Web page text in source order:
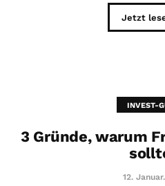
Jetzt
INVEST-
3 Gründe, warum
12.